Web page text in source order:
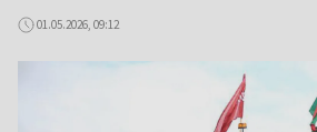
01.05.2026, 09:12